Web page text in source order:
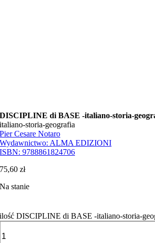
DISCIPLINE di BASE -italiano-storia-
italiano-storia-geografia
Pier Cesare Notaro
Wydawnictwo: ALMA EDIZIONI
ISBN:9788861824706
75,60zł
Na stanie
ilość DISCIPLINE di BASE -italiano-storia-